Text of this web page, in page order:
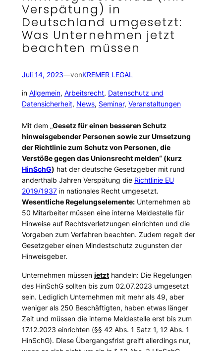
Verspätung) in
Deutschland umgesetzt:
Was Unternehmen jetzt
beachten müssen
Juli 14, 2023—vonKREMER LEGAL
in Allgemein, Arbeitsrecht, Datenschutz und
Datensicherheit, News, Seminar, Veranstaltungen
Mit dem „Gesetz für einen besseren Schutz
hinweisgebender Personen sowie zur Umsetzung
der Richtlinie zum Schutz von Personen, die
Verstöße gegen das Unionsrecht melden“ (kurz
HinSchG) hat der deutsche Gesetzgeber mit rund
anderthalb Jahren Verspätung die Richtlinie EU
2019/1937in nationales Recht umgesetzt.
Wesentliche Regelungselemente:Unternehmen ab
50 Mitarbeiter müssen eine interne Meldestelle für
Hinweise auf Rechtsverletzungen einrichten und die
Vorgaben zum Verfahren beachten. Zudem regelt der
Gesetzgeber einen Mindestschutz zugunsten der
Hinweisgeber.
Unternehmen müssen jetzthandeln: Die Regelungen
des HinSchG sollten bis zum 02.07.2023 umgesetzt
sein. Lediglich Unternehmen mit mehr als 49, aber
weniger als 250 Beschäftigten, haben etwas länger
Zeit und müssen die interne Meldestelle erst bis zum
17.12.2023 einrichten (§§ 42 Abs. 1 Satz 1, 12 Abs. 1
HinSchG). Diese Übergangsfrist greift allerdings nur,